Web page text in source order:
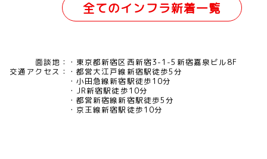
全てのインフラ新着一覧
面談地：
東京都新宿区西新宿3-1-5新宿嘉泉ビル8F
交通アクセス：
都営大江戸線新宿駅徒歩5分
小田急線新宿駅徒歩10分
JR新宿駅徒歩10分
都営新宿線新宿駅徒歩5分
京王線新宿駅徒歩10分